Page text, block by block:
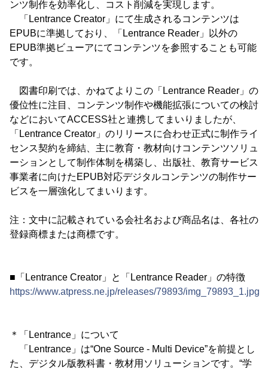
ンツ制作を効率化し、コスト削減を実現します。
「Lentrance Creator」にて生成されるコンテンツは
EPUBに準拠しており、「Lentrance Reader」以外の
EPUB準拠ビューアにてコンテンツを参照することも可能
です。
図書印刷では、かねてよりこの「Lentrance Reader」の
優位性に注目、コンテンツ制作や機能拡張についての検討
などにおいてACCESS社と連携してまいりましたが、
「Lentrance Creator」のリリースに合わせ正式に制作ライ
センス契約を締結、主に教育・教材向けコンテンツソリュ
ーションとして制作体制を構築し、出版社、教育サービス
事業者に向けたEPUB対応デジタルコンテンツの制作サー
ビスを一層強化してまいります。
注：文中に記載されている会社名および商品名は、各社の
登録商標または商標です。
■「Lentrance Creator」と「Lentrance Reader」の特徴
https://www.atpress.ne.jp/releases/79893/img_79893_1.jpg
＊「Lentrance」について
「Lentrance」は“One Source - Multi Device”を前提とし
た、デジタル版教科書・教材用ソリューションです。“学